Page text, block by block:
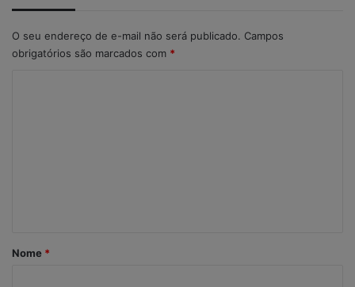
O seu endereço de e-mail não será publicado. Campos
obrigatórios são marcados com *
rNome *